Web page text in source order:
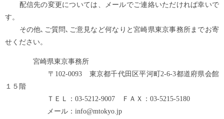
配信先の変更については、メールでご連絡いただければ幸いで
す。
その他､ご質問､ご意見など何なりと宮崎県東京事務所までお寄
せください。
宮崎県東京事務所
〒102-0093 東京都千代田区平河町2-6-3都道府県会館
１５階
ＴＥＬ：03-5212-9007 ＦＡＸ：03-5215-5180
メール：info@mtokyo.jp